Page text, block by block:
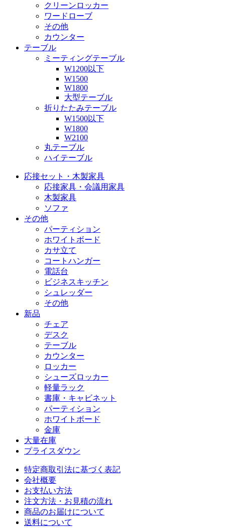
クリーンロッカー
ワードローブ
その他
カウンター
テーブル
ミーティングテーブル
W1200以下
W1500
W1800
大型テーブル
折りたたみテーブル
W1500以下
W1800
W2100
丸テーブル
ハイテーブル
応接セット・木製家具
応接家具・会議用家具
木製家具
ソファ
その他
パーティション
ホワイトボード
カサ立て
コートハンガー
電話台
ビジネスキッチン
シュレッダー
その他
新品
チェア
デスク
テーブル
カウンター
ロッカー
シューズロッカー
軽量ラック
書庫・キャビネット
パーティション
ホワイトボード
金庫
大量在庫
プライスダウン
特定商取引法に基づく表記
会社概要
お支払い方法
注文方法・お見積の流れ
商品のお届けについて
送料について